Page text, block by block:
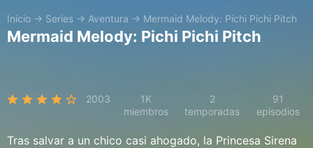
Inicio → Series → Aventura → Mermaid Melody: Pichi Pichi Pitch
Mermaid Melody: Pichi Pichi Pitch
2003
1K
miembros
2
temporadas
91
episodios
Tras salvar a un chico casi ahogado, la Princesa Sirena